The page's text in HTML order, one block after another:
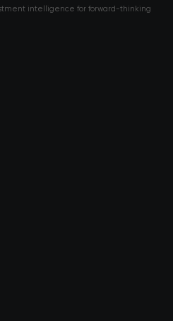
intelligence for forward-thinking